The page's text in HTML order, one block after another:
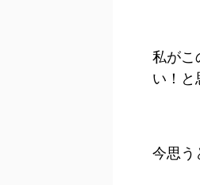
私がこ
い！と
今思う